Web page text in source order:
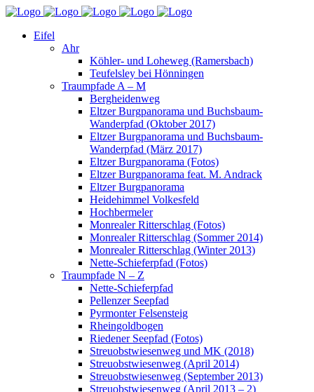
Eifel
Ahr
Köhler- und Loheweg (Ramersbach)
Teufelsley bei Hönningen
Traumpfade A – M
Bergheidenweg
Eltzer Burgpanorama und Buchsbaum-
Wanderpfad (Oktober 2017)
Eltzer Burgpanorama und Buchsbaum-
Wanderpfad (März 2017)
Eltzer Burgpanorama (Fotos)
Eltzer Burgpanorama feat. M. Andrack
Eltzer Burgpanorama
Heidehimmel Volkesfeld
Hochbermeler
Monrealer Ritterschlag (Fotos)
Monrealer Ritterschlag (Sommer 2014)
Monrealer Ritterschlag (Winter 2013)
Nette-Schieferpfad (Fotos)
Traumpfade N – Z
Nette-Schieferpfad
Pellenzer Seepfad
Pyrmonter Felsensteig
Rheingoldbogen
Riedener Seepfad (Fotos)
Streuobstwiesenweg und MK (2018)
Streuobstwiesenweg (April 2014)
Streuobstwiesenweg (September 2013)
Streuobstwiesenweg (April 2013 – 2)